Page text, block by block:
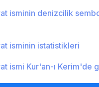
isminin denizcilik
isminin istatistikleri
ismi Kur'an-ı Kerim'de